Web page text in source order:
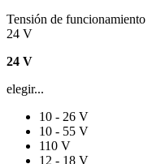
Tensión de funcionamiento
24 V
24 V
elegir...
10 - 26 V
10 - 55 V
110 V
12 - 18 V